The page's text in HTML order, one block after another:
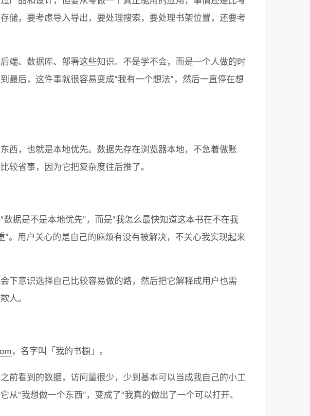
储，要考虑导入导出，要处理搜索，要处理书架位置，还要考
端、数据库、部署这些知识。不是学不会，而是一个人做的时
最后，这件事就很容易变成“我有一个想法”，然后一直停在想
西，也就是本地优先。数据先存在浏览器本地，不急着做账
较省事，因为它把复杂度往后推了。
据是不是本地优先”，而是“我怎么最快知道这本书在不在我
”。用户关心的是自己的麻烦有没有被解决，不关心我实现起来
下意识选择自己比较容易做的路，然后把它解释成用户也需
人。
，名字叫「我的书橱」。
前看到的数据，访问量很少，少到基本可以当成我自己的小工
从“我想做一个东西”，变成了“我真的做出了一个可以打开、